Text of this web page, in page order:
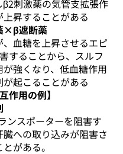
刺激薬の気管支拡張作
昇することがある
×β遮断薬
血糖を上昇させるエピ
することから、スルフ
強くなり、低血糖作用
起こることがある
作用の例】
ンスポーターを阻害す
への取り込みが阻害さ
がある。